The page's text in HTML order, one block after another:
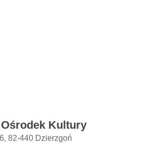
Kultury
82-440 Dzierzgoń